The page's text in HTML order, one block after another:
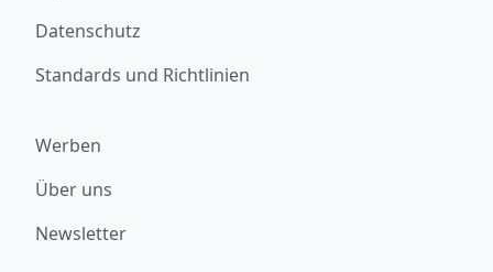
Datenschutz
Standards und Richtlinien
Werben
Über uns
Newsletter